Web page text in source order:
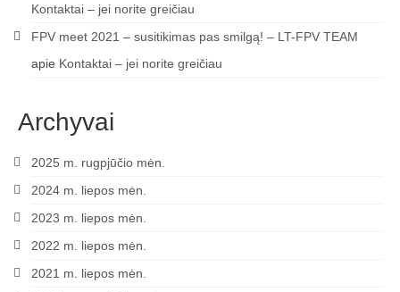
Kontaktai – jei norite greičiau
FPV meet 2021 – susitikimas pas smilgą! – LT-FPV TEAM
apie Kontaktai – jei norite greičiau
Archyvai
2025 m. rugpjūčio mėn.
2024 m. liepos mėn.
2023 m. liepos mėn.
2022 m. liepos mėn.
2021 m. liepos mėn.